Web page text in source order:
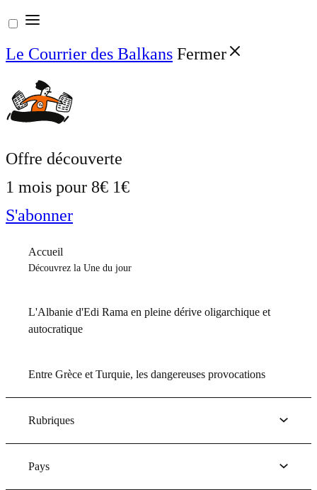
Aller
au
contenu
Le Courrier des Balkans Fermer
Offre découverte
1 mois pour 8€ 1€
S'abonner
Accueil
Découvrez la Une du jour
L'Albanie d'Edi Rama en pleine dérive oligarchique et
autocratique
Entre Grèce et Turquie, les dangereuses provocations
Rubriques
Pays